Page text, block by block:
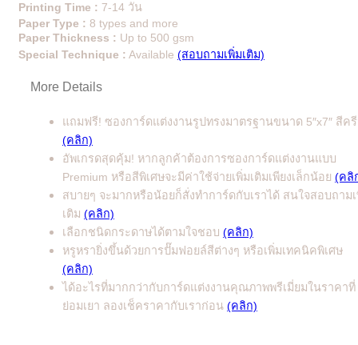
Printing Time : 7-14 วัน
Paper Type : 8 types and more
Paper Thickness : Up to 500 gsm
Special Technique : Available (สอบถามเพิ่มเติม)
More Details
แถมฟรี! ซองการ์ดแต่งงานรูปทรงมาตรฐานขนาด 5″x7″ สีค
(คลิก)
อัพเกรดสุดคุ้ม! หากลูกค้าต้องการซองการ์ดแต่งงานแบบ
Premium หรือสีพิเศษจะมีค่าใช้จ่ายเพิ่มเติมเพียงเล็กน้อย (คลิ
สบายๆ จะมากหรือน้อยก็สั่งทำการ์ดกับเราได้ สนใจสอบถาม
เติม (คลิก)
เลือกชนิดกระดาษได้ตามใจชอบ (คลิก)
หรูหรายิ่งขึ้นด้วยการปั๊มฟอยล์สีต่างๆ หรือเพิ่มเทคนิคพิเศษ
(คลิก)
ได้อะไรที่มากกว่ากับการ์ดแต่งงานคุณภาพพรีเมี่ยมในราคาที่
ย่อมเยา ลองเช็คราคากับเราก่อน (คลิก)